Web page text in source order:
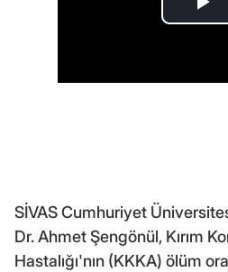
SİVAS Cumhuriyet
Dr. Ahmet Şengönül, Kırım
Hastalığı'nın (KKKA) ölüm